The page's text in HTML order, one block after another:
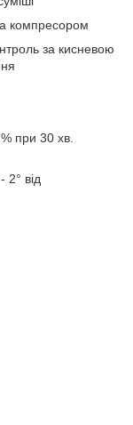
компресором
за кисневою
при 30 хв.
2° від